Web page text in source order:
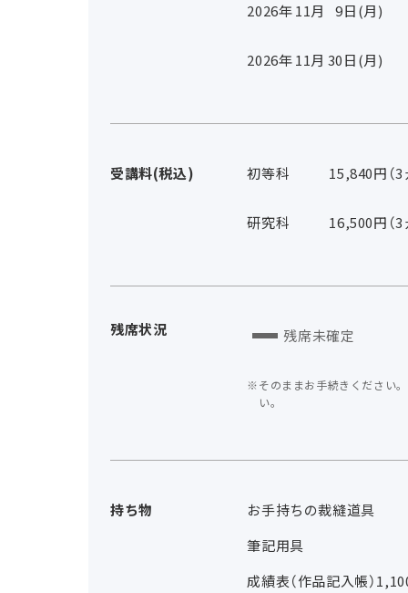
2026年11月 9日(月)
2026年11月 30日(月)
受講料(税込) 初等科 15,840円（3
研究科 16,500円（3
残席状況 残席未確定
そのままお手続きください
い。
持ち物
お手持ちの裁縫道具
筆記用具
成績表（作品記入帳）